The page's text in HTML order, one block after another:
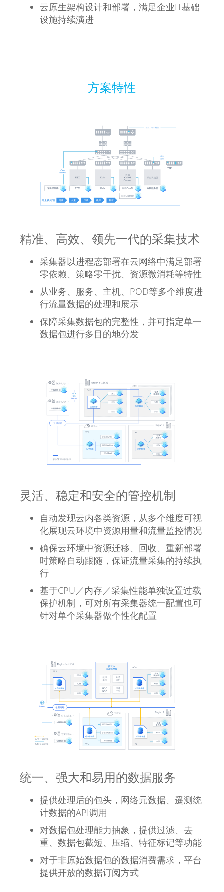
云原生架构设计和部署，满足企业IT基础
设施持续演进
方案特性
精准、高效、领先一代的采集技术
采集器以进程态部署在云网络中满足部署
零依赖、策略零干扰、资源微消耗等特性
从业务、服务、主机、POD等多个维度进
行流量数据的处理和展示
保障采集数据包的完整性，并可指定单一
数据包进行多目的地分发
灵活、稳定和安全的管控机制
自动发现云内各类资源，从多个维度可视
化展现云环境中资源用量和流量监控情况
确保云环境中资源迁移、回收、重新部署
时策略自动跟随，保证流量采集的持续执
行
基于CPU／内存／采集性能单独设置过载
保护机制，可对所有采集器统一配置也可
针对单个采集器做个性化配置
统一、强大和易用的数据服务
提供处理后的包头，网络元数据、遥测统
计数据的API调用
对数据包处理能力抽象，提供过滤、去
重、数据包截短、压缩、特征标记等功能
对于非原始数据包的数据消费需求，平台
提供开放的数据订阅方式